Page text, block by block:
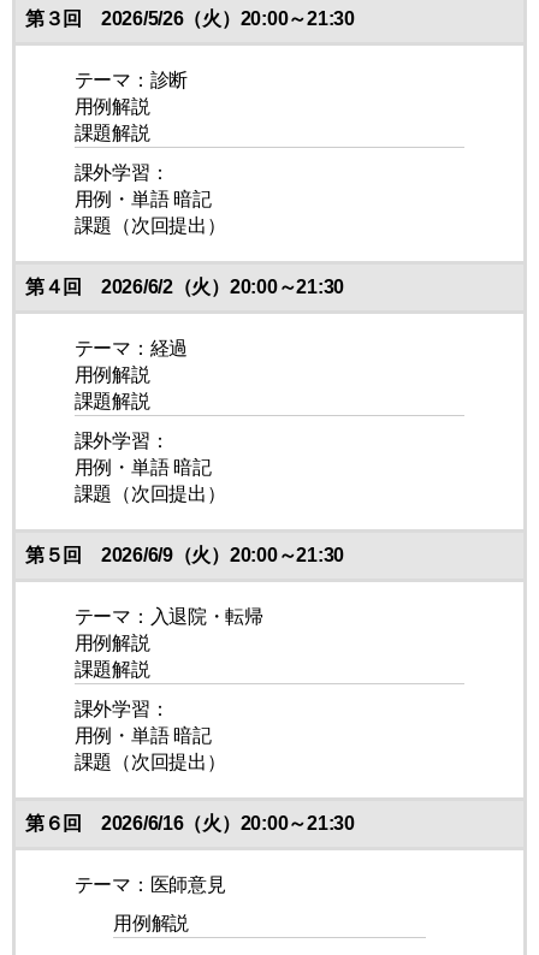
第３回 2026/5/26（火）20:00～21:30
テーマ：診断
用例解説
課題解説
課外学習：
用例・単語 暗記
課題（次回提出）
第４回 2026/6/2（火）20:00～21:30
テーマ：経過
用例解説
課題解説
課外学習：
用例・単語 暗記
課題（次回提出）
第５回 2026/6/9（火）20:00～21:30
テーマ：入退院・転帰
用例解説
課題解説
課外学習：
用例・単語 暗記
課題（次回提出）
第６回 2026/6/16（火）20:00～21:30
テーマ：医師意見
用例解説